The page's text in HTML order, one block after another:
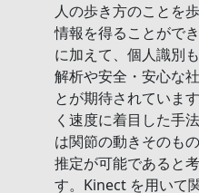
人の歩き方のことを
情報を得ることがで
に加えて、個人識別
解析や安全・安心な
とが期待されていま
く速度に着目した手
は関節の動きそのも
推定が可能であると
す。Kinect を用いて